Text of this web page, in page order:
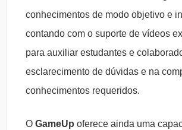
conhecimentos de modo objetivo e
contando com o suporte de vídeos
para auxiliar estudantes e
esclarecimento de dúvidas e na
conhecimentos requeridos.
O GameUp oferece ainda uma